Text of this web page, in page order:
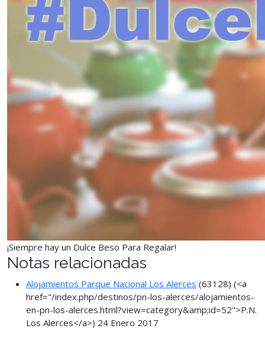
¡Siempre hay un Dulce Beso Para Regalar!
Notas relacionadas
Alojamientos Parque Nacional Los Alerces (63128) (<a
href="/index.php/destinos/pn-los-alerces/alojamientos-
en-pn-los-alerces.html?view=category&amp;id=52">P.N.
Los Alerces</a>) 24 Enero 2017